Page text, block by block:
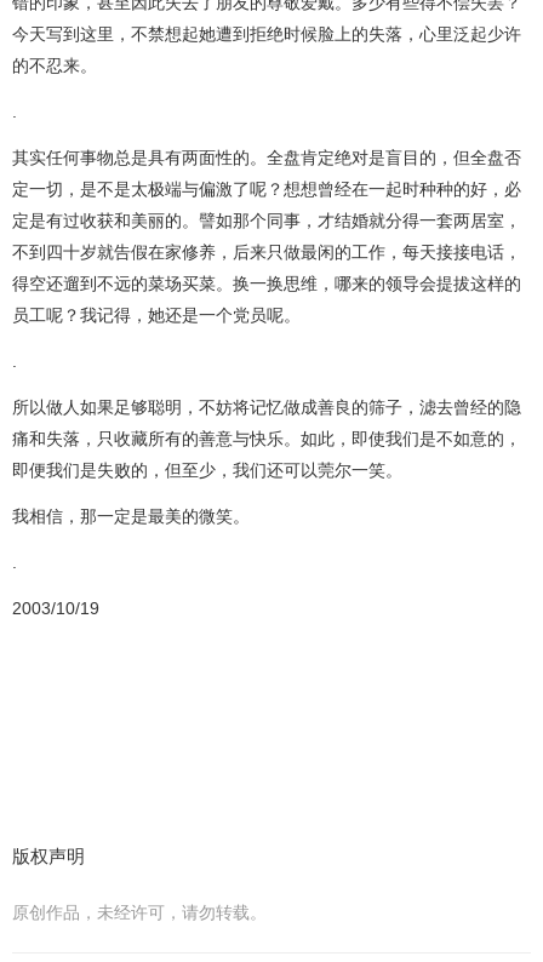
今天写到这里，不禁想起她遭到拒绝时候脸上的失落，心里泛起少许
的不忍来。
其实任何事物总是具有两面性的。全盘肯定绝对是盲目的，但全盘否
定一切，是不是太极端与偏激了呢？想想曾经在一起时种种的好，必
定是有过收获和美丽的。譬如那个同事，才结婚就分得一套两居室，
不到四十岁就告假在家修养，后来只做最闲的工作，每天接接电话，
得空还遛到不远的菜场买菜。换一换思维，哪来的领导会提拔这样的
员工呢？我记得，她还是一个党员呢。
所以做人如果足够聪明，不妨将记忆做成善良的筛子，滤去曾经的隐
痛和失落，只收藏所有的善意与快乐。如此，即使我们是不如意的，
即便我们是失败的，但至少，我们还可以莞尔一笑。
我相信，那一定是最美的微笑。
2003/10/19
版权声明
原创作品，未经许可，请勿转载。